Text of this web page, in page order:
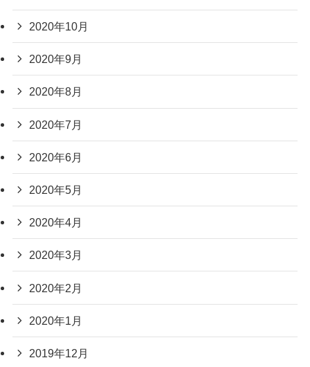
2020年10月
2020年9月
2020年8月
2020年7月
2020年6月
2020年5月
2020年4月
2020年3月
2020年2月
2020年1月
2019年12月